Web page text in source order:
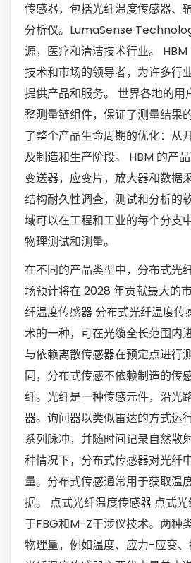
传感器，包括光纤温度传感器、
分析仪。LumaSense
源，医疗和清洁技术行业。
技术和市场的领导者，为许多行
提供产品和服务。 世界各地的用
整测量链组件，保证了测量结果
了整个产品生命周期的优化：从
及制造和生产阶段。 HBM 的产品
变送器，应变片，放大器和数据
结构耐久性调查，测试和分析的
域可以在工程和工业的每个分支
物理测试和测量。
在不同的产品类型中，分布式光
场预计将在 2028 年贡献最大的
纤温度传感器 分布式光纤温度传
术的一种，可在光缆全长范围内
与依赖离散传感器在预定点进行
同，分布式传感不依赖制造的传
纤。光纤是一种传感元件，沿光
器。询问器以类似雷达的方式运
系列脉冲，并随时间记录自然散
种情况下，分布式传感器对光纤
量。分布式传感通常用于获取温
据。 点式光纤温度传感器 点式
于FBG和M-Z干涉仪技术。两种
物理量，例如温度、应力-应变